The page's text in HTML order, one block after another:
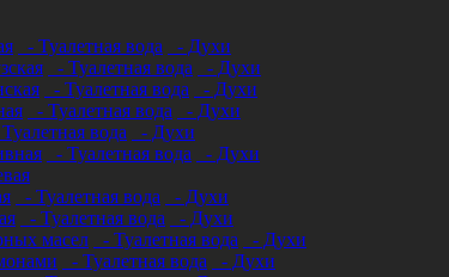
- Туалетная вода
- Духи
- Туалетная вода
- Духи
- Туалетная вода
- Духи
- Туалетная вода
- Духи
вода
- Духи
- Туалетная вода - Духи
- Туалетная вода
- Духи
- Туалетная вода
- Духи
масел
- Туалетная вода
- Духи
- Туалетная вода
- Духи